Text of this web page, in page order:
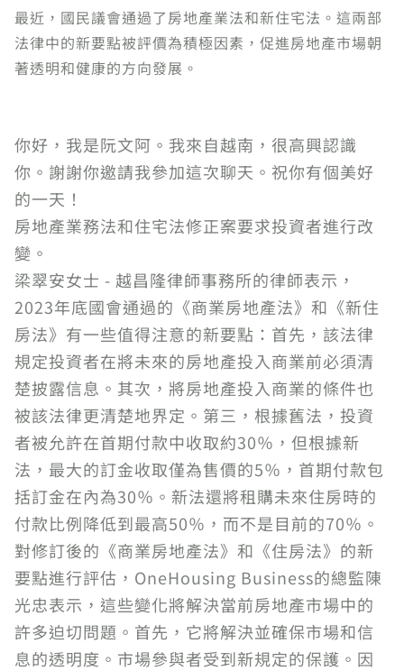
最近，國民議會通過了房地產業法和新住宅法。這兩部
法律中的新要點被評價為積極因素，促進房地產市場朝
著透明和健康的方向發展。
你好，我是阮文阿。我來自越南，很高興認識
你。謝謝你邀請我參加這次聊天。祝你有個美好
的一天！
房地產業務法和住宅法修正案要求投資者進行改
變。
梁翠安女士 - 越昌隆律師事務所的律師表示，
2023年底國會通過的《商業房地產法》和《新住
房法》有一些值得注意的新要點：首先，該法律
規定投資者在將未來的房地產投入商業前必須清
楚披露信息。其次，將房地產投入商業的條件也
被該法律更清楚地界定。第三，根據舊法，投資
者被允許在首期付款中收取約30％，但根據新
法，最大的訂金收取僅為售價的5％，首期付款包
括訂金在內為30％。新法還將租購未來住房時的
付款比例降低到最高50％，而不是目前的70％。
對修訂後的《商業房地產法》和《住房法》的新
要點進行評估，OneHousing Business的總監陳
光忠表示，這些變化將解決當前房地產市場中的
許多迫切問題。首先，它將解決並確保市場和信
息的透明度。市場參與者受到新規定的保護。因